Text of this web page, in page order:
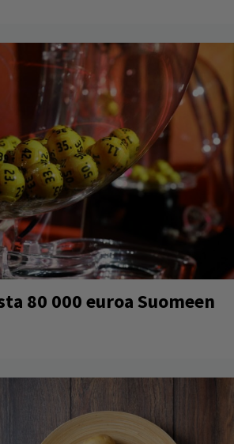
80 000 euroa Suomeen